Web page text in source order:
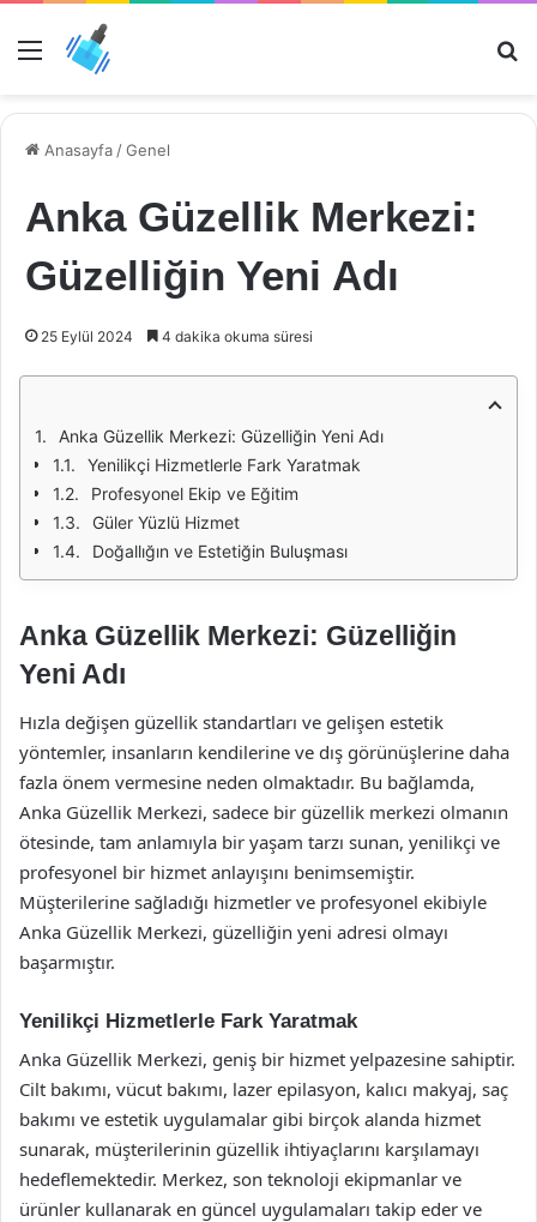
Menü
Anasayfa /Genel
Anka Güzellik Merkezi:
Güzelliğin Yeni Adı
25 Eylül 2024 4 dakika okuma süresi
Anka Güzellik Merkezi: Güzelliğin Yeni Adı
Yenilikçi Hizmetlerle Fark Yaratmak
Profesyonel Ekip ve Eğitim
Güler Yüzlü Hizmet
Doğallığın ve Estetiğin Buluşması
Anka Güzellik Merkezi: Güzelliğin
Yeni Adı
Hızla değişen güzellik standartları ve gelişen estetik
yöntemler, insanların kendilerine ve dış görünüşlerine daha
fazla önem vermesine neden olmaktadır. Bu bağlamda,
Anka Güzellik Merkezi, sadece bir güzellik merkezi olmanın
ötesinde, tam anlamıyla bir yaşam tarzı sunan, yenilikçi ve
profesyonel bir hizmet anlayışını benimsemiştir.
Müşterilerine sağladığı hizmetler ve profesyonel ekibiyle
Anka Güzellik Merkezi, güzelliğin yeni adresi olmayı
başarmıştır.
Yenilikçi Hizmetlerle Fark Yaratmak
Anka Güzellik Merkezi, geniş bir hizmet yelpazesine sahiptir.
Cilt bakımı, vücut bakımı, lazer epilasyon, kalıcı makyaj, saç
bakımı ve estetik uygulamalar gibi birçok alanda hizmet
sunarak, müşterilerinin güzellik ihtiyaçlarını karşılamayı
hedeflemektedir. Merkez, son teknoloji ekipmanlar ve
ürünler kullanarak en güncel uygulamaları takip eder ve